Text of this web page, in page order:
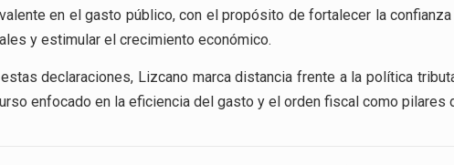
en el gasto público, con el propósito de fortalecer la
y estimular el crecimiento económico.
declaraciones, Lizcano marca distancia frente a la política
enfocado en la eficiencia del gasto y el orden fiscal como pilares